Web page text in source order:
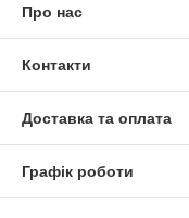
Про нас
Контакти
Доставка та оплата
Графік роботи